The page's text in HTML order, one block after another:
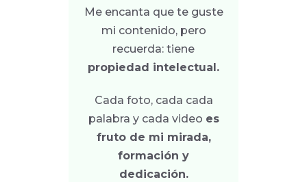
Me encanta que te guste
mi contenido, pero
recuerda: tiene
propiedad intelectual.
Cada foto, cada cada
palabra y cada video es
fruto de mi mirada,
formación y
dedicación.